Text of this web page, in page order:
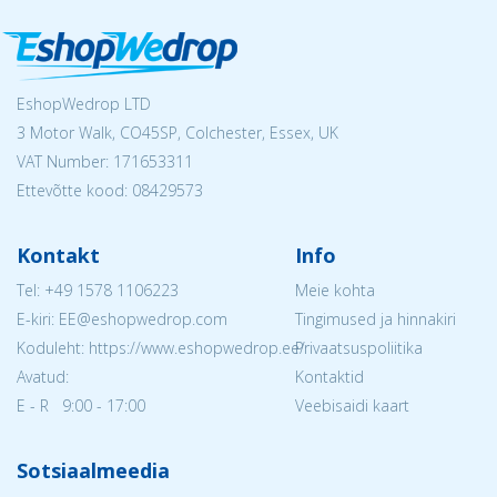
EshopWedrop LTD
3 Motor Walk, CO45SP, Colchester, Essex, UK
VAT Number: 171653311
Ettevõtte kood: 08429573
Kontakt
Tel: +49 1578 1106223
E-kiri: EE@eshopwedrop.com
Koduleht: https://www.eshopwedrop.ee/
Avatud:
E - R 9:00 - 17:00
Info
Meie kohta
Tingimused ja hinnakiri
Privaatsuspoliitika
Kontaktid
Veebisaidi kaart
Sotsiaalmeedia